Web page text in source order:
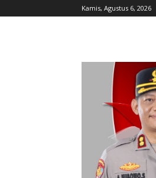
Kamis, Agustus 6, 2026